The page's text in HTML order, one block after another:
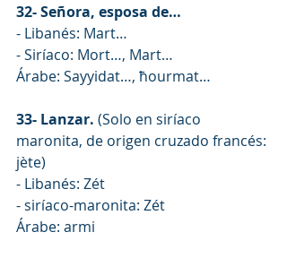
32- Señora, esposa de…
- Libanés: Mart…
- Siríaco: Mort…, Mart…
Árabe: Sayyidat…, ħourmat…
33- Lanzar. (Solo en siríaco
maronita, de origen cruzado francés:
jète)
- Libanés: Zét
- siríaco-maronita: Zét
Árabe: armi